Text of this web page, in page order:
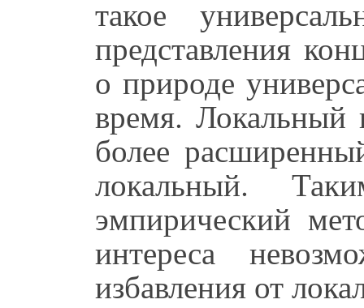
такое
представления
о природе
время. Локальный
более
локальный.
эмпирический
интереса
избавления от